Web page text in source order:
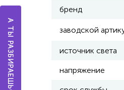
бренд
заводской
источник света
напряжение